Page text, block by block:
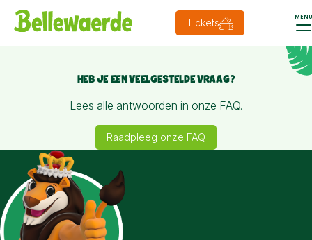
Tickets MENU
HEB JE EEN VEELGESTELDE VRAAG?
Lees alle antwoorden in onze FAQ.
Raadpleeg onze FAQ